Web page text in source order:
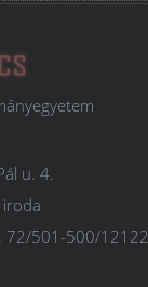
u. 4.
501-500/12122